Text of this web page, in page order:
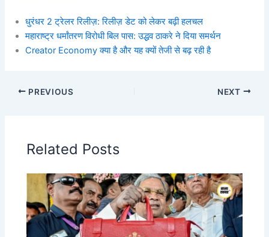
धुरंधर 2 ट्रेलर रिलीज़: रिलीज़ डेट को लेकर बढ़ी हलचल
महाराष्ट्र धर्मांतरण विरोधी बिल पास: उद्धव ठाकरे ने दिया समर्थन
Creator Economy क्या है और यह क्यों तेजी से बढ़ रही है
PREVIOUS NEXT
Related Posts